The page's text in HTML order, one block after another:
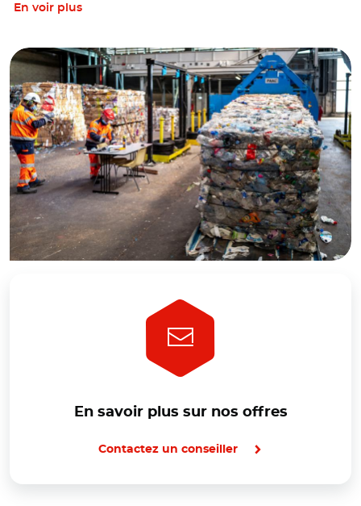
En voir plus
En savoir plus sur nos offres
Contactez un conseiller